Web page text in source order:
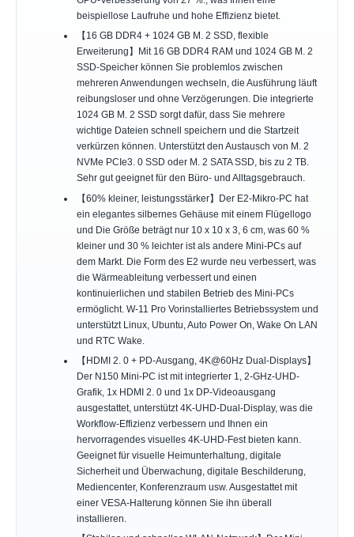
beispiellose Laufruhe und hohe Effizienz bietet.
【16 GB DDR4 + 1024 GB M. 2 SSD, flexible
Erweiterung】Mit 16 GB DDR4 RAM und 1024 GB M. 2
SSD-Speicher können Sie problemlos zwischen
mehreren Anwendungen wechseln, die Ausführung läuft
reibungsloser und ohne Verzögerungen. Die integrierte
1024 GB M. 2 SSD sorgt dafür, dass Sie mehrere
wichtige Dateien schnell speichern und die Startzeit
verkürzen können. Unterstützt den Austausch von M. 2
NVMe PCIe3. 0 SSD oder M. 2 SATA SSD, bis zu 2 TB.
Sehr gut geeignet für den Büro- und Alltagsgebrauch.
【60% kleiner, leistungsstärker】Der E2-Mikro-PC hat
ein elegantes silbernes Gehäuse mit einem Flügellogo
und Die Größe beträgt nur 10 x 10 x 3, 6 cm, was 60 %
kleiner und 30 % leichter ist als andere Mini-PCs auf
dem Markt. Die Form des E2 wurde neu verbessert, was
die Wärmeableitung verbessert und einen
kontinuierlichen und stabilen Betrieb des Mini-PCs
ermöglicht. W-11 Pro Vorinstalliertes Betriebssystem und
unterstützt Linux, Ubuntu, Auto Power On, Wake On LAN
und RTC Wake.
【HDMI 2. 0 + PD-Ausgang, 4K@60Hz Dual-Displays】
Der N150 Mini-PC ist mit integrierter 1, 2-GHz-UHD-
Grafik, 1x HDMI 2. 0 und 1x DP-Videoausgang
ausgestattet, unterstützt 4K-UHD-Dual-Display, was die
Workflow-Effizienz verbessern und Ihnen ein
hervorragendes visuelles 4K-UHD-Fest bieten kann.
Geeignet für visuelle Heimunterhaltung, digitale
Sicherheit und Überwachung, digitale Beschilderung,
Mediencenter, Konferenzraum usw. Ausgestattet mit
einer VESA-Halterung können Sie ihn überall
installieren.